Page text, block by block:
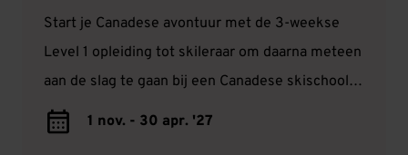
Start je Canadese avontuur met de 3-weekse
Level 1 opleiding tot skileraar om daarna meteen
aan de slag te gaan bij een Canadese skischool.
Je kunt via ons solliciteren in onder andere
1 nov. - 30 apr. '27